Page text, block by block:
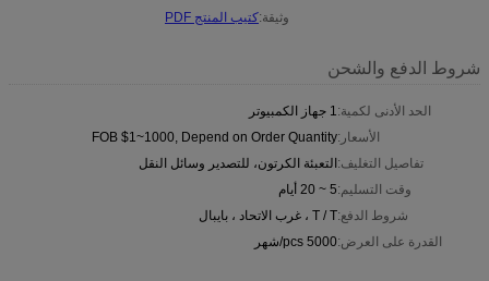
وثيقة:كتيب المنتج PDF
شروط الدفع والشحن
الحد الأدنى لكمية:1 جهاز الكمبيوتر
الأسعار:FOB $1~1000, Depend on Order Quantity
تفاصيل التغليف:التعبئة الكرتون، للتصدير وسائل النقل
وقت التسليم:5 ~ 20 أيام
شروط الدفع:T / T ، غرب الاتحاد ، بايبال
القدرة على العرض:5000 pcs/شهر